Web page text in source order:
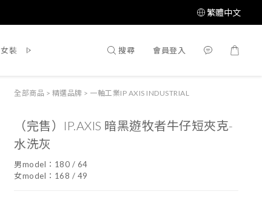
繁體中文
女裝 飾品配件 所有商品
搜尋 會員登入
全部商品 > 精選品牌 > 一軸工業IP AXIS INDUSTRIAL
（完售）IP.AXIS 暗黑遊牧者牛仔短夾克-
水洗灰
男model：180 / 64
女model：168 / 49